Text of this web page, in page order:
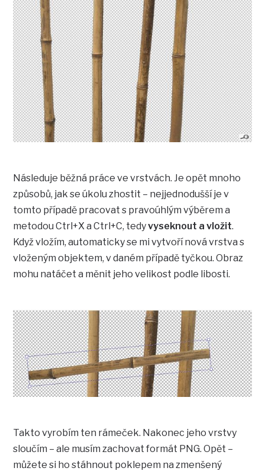
Následuje běžná práce ve vrstvách. Je opět mnoho
způsobů, jak se úkolu zhostit – nejjednodušší je v
tomto případě pracovat s pravoúhlým výběrem a
metodou Ctrl+X a Ctrl+C, tedyvyseknout a vložit.
Když vložím, automaticky se mi vytvoří nová vrstva s
vloženým objektem, v daném případě tyčkou. Obraz
mohu natáčet a měnit jeho velikost podle libosti.
Takto vyrobím ten rámeček. Nakonec jeho vrstvy
sloučím – ale musím zachovat formát PNG. Opět –
můžete si ho stáhnout poklepem na zmenšený